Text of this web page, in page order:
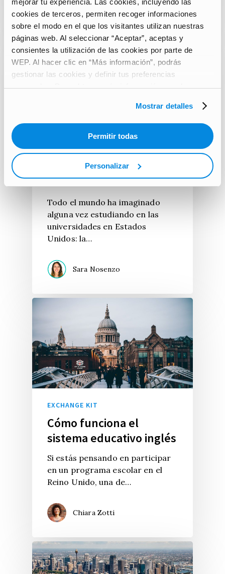
cookies de terceros, permiten recoger informaciones
sobre el modo en el que los visitantes utilizan nuestras
páginas web. Al seleccionar “Aceptar”, aceptas y
consientes la utilización de las cookies por parte de
WEP. Al hacer clic en “Más información”, podrás
gestionar las cookies y definir tus preferencias
personales. Para obtener más información, puedes
Mostrar detalles
Permitir todas
Personalizar
AROUND THE WORLD
Cómo funcionan las
universidades en
Estados Unidos
Todo el mundo ha imaginado
alguna vez estudiando en las
universidades en Estados
Unidos: la…
Sara Nosenzo
EXCHANGE KIT
Cómo funciona el
sistema educativo inglés
Si estás pensando en participar
en un programa escolar en el
Reino Unido, una de…
Chiara Zotti